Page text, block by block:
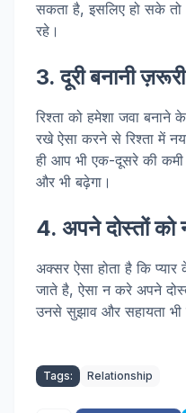
सकता है, इसलिए हो सके तो
रहे।
3. दूरी बनानी
रिश्ता को हमेशा जवा
रखे ऐसा करने से रिश्ता में
ही आप भी एक-दूसरे की
और भी बढ़ेगा।
4. अपने दोस्तों को
अक्सर ऐसा होता है कि
जाते है, ऐसा न करे अपने
उनसे सुझाव और सहायता
Tags: Relationship